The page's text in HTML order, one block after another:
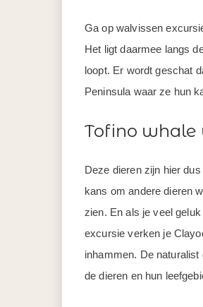
Ga op walvissen
Het ligt daarmee langs
loopt. Er wordt geschat
Peninsula waar ze hun
Tofino
Deze dieren zijn hier
kans om andere dieren
zien. En als je veel
excursie verken je
inhammen. De
de dieren en hun